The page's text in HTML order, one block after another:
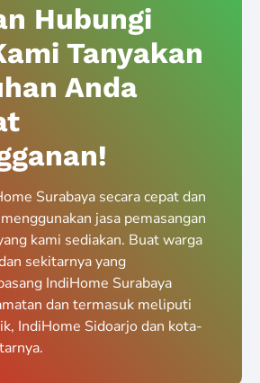
Hubungi
Tanyakan
Anda
Surabaya secara cepat dan
jasa pemasangan
kami sediakan. Buat warga
sekitarnya yang
IndiHome Surabaya
dan termasuk meliputi
IndiHome Sidoarjo dan kota-